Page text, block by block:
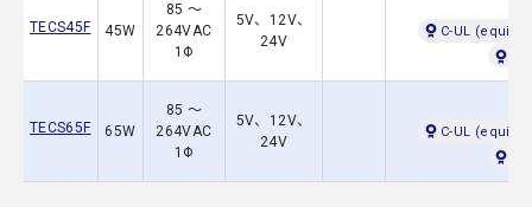
TECS45F 45W
85 ～
264VAC
1Φ
5V、12V、
24V
C-UL
TECS65F 65W
85 ～
264VAC
1Φ
5V、12V、
24V
C-UL